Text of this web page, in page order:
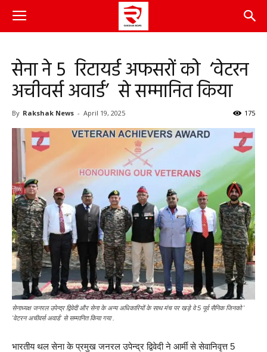
सेना ने 5 रिटायर्ड अफसरों को ‘वेटरन
अचीवर्स अवार्ड’ से सम्मानित किया
By Rakshak News - April 19, 2025 175
सेनाध्यक्ष जनरल उपेन्द्र द्विवेदी और सेना के अन्य अधिकारियों के साथ मंच पर खड़े वे 5 पूर्व सैनिक जिनको '
'वेटरन अचीवर्स अवार्ड' से सम्मानित किया गया .
भारतीय थल सेना के प्रमुख जनरल उपेन्द्र द्विवेदी ने आर्मी से सेवानिवृत्त 5